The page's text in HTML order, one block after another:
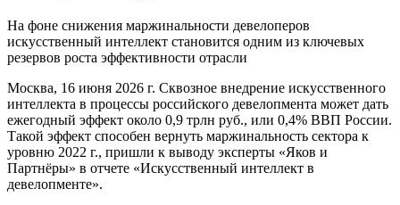
На фоне снижения маржинальности девелоперов
искусственный интеллект становится одним из ключевых
резервов роста эффективности отрасли
Москва, 16 июня 2026 г. Сквозное внедрение искусственного
интеллекта в процессы российского девелопмента может дать
ежегодный эффект около 0,9 трлн руб., или 0,4% ВВП России.
Такой эффект способен вернуть маржинальность сектора к
уровню 2022 г., пришли к выводу эксперты «Яков и
Партнёры» в отчете «Искусственный интеллект в
девелопменте».